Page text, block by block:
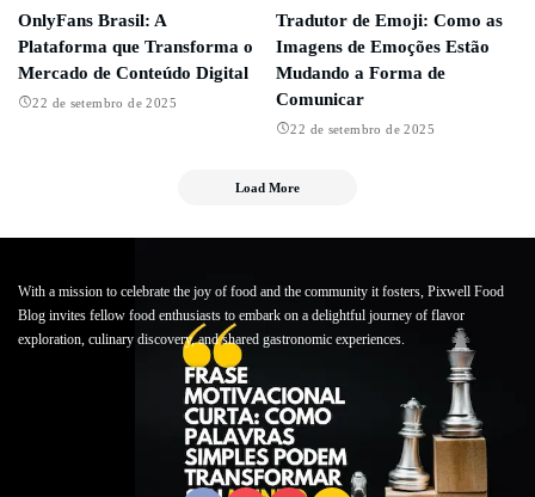
OnlyFans Brasil: A
Plataforma que Transforma o
Mercado de Conteúdo Digital
22 de setembro de 2025
Tradutor de Emoji: Como as
Imagens de Emoções Estão
Mudando a Forma de
Comunicar
22 de setembro de 2025
Load More
With a mission to celebrate the joy of food and the community it fosters, Pixwell Food
Blog invites fellow food enthusiasts to embark on a delightful journey of flavor
exploration, culinary discovery, and shared gastronomic experiences.